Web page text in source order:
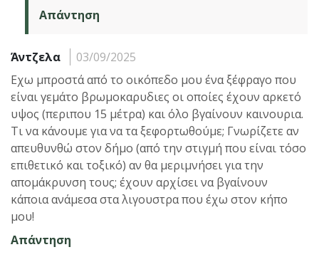
Απάντηση
Άντζελα
03/09/2025
Εχω μπροστά από το οικόπεδο μου ένα ξέφραγο που
είναι γεμάτο βρωμοκαρυδιες οι οποίες έχουν αρκετό
υψος (περιπου 15 μέτρα) και όλο βγαίνουν καινουρια.
Τι να κάνουμε για να τα ξεφορτωθούμε; Γνωρίζετε αν
απευθυνθώ στον δήμο (από την στιγμή που είναι τόσο
επιθετικό και τοξικό) αν θα μεριμνήσει για την
απομάκρυνση τους; έχουν αρχίσει να βγαίνουν
κάποια ανάμεσα στα λιγουστρα που έχω στον κήπο
μου!
Απάντηση